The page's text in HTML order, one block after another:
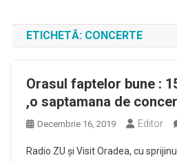
ETICHETĂ: CONCERTE
Orasul faptelor bune :
,o saptamana de
Decembrie 16, 2019 Editor
Radio ZU și Visit Oradea, cu